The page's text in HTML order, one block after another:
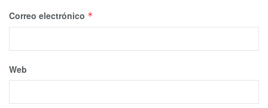
Correo electrónico *
Web